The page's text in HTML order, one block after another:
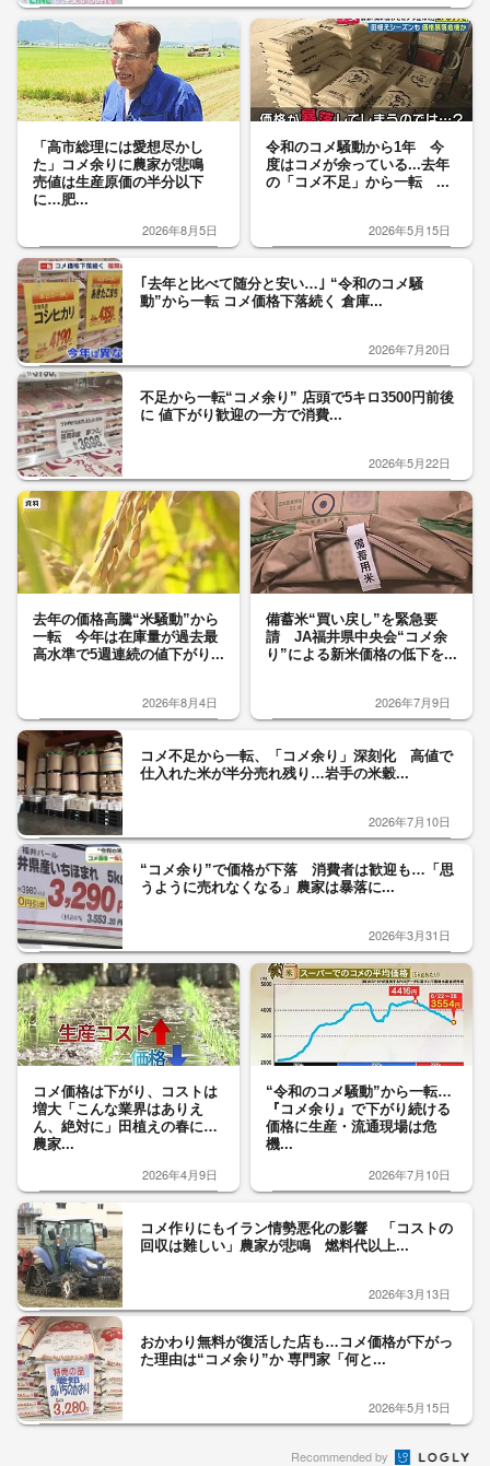
「高市総理には愛想尽かし
た」コメ余りに農家が悲鳴
売値は生産原価の半分以下
に…肥...
2026年8月5日
令和のコメ騒動から1年 今
度はコメが余っている...去年
の「コメ不足」から一転 ...
2026年5月15日
｢去年と比べて随分と安い…｣ “令和のコメ騒
動”から一転 コメ価格下落続く 倉庫...
2026年7月20日
不足から一転“コメ余り” 店頭で5キロ3500円前後
に 値下がり歓迎の一方で消費...
2026年5月22日
去年の価格高騰“米騒動”から
一転 今年は在庫量が過去最
高水準で5週連続の値下がり...
2026年8月4日
備蓄米“買い戻し”を緊急要
請 JA福井県中央会“コメ余
り”による新米価格の低下を...
2026年7月9日
コメ不足から一転、「コメ余り」深刻化 高値で
仕入れた米が半分売れ残り…岩手の米穀...
2026年7月10日
“コメ余り”で価格が下落 消費者は歓迎も…「思
うように売れなくなる」農家は暴落に...
2026年3月31日
コメ価格は下がり、コストは
増大「こんな業界はありえ
ん、絶対に」田植えの春に…
農家...
2026年4月9日
“令和のコメ騒動”から一転…
『コメ余り』で下がり続ける
価格に生産・流通現場は危
機...
2026年7月10日
コメ作りにもイラン情勢悪化の影響 「コストの
回収は難しい」農家が悲鳴 燃料代以上...
2026年3月13日
おかわり無料が復活した店も…コメ価格が下がっ
た理由は“コメ余り”か 専門家「何と...
2026年5月15日
Recommended by